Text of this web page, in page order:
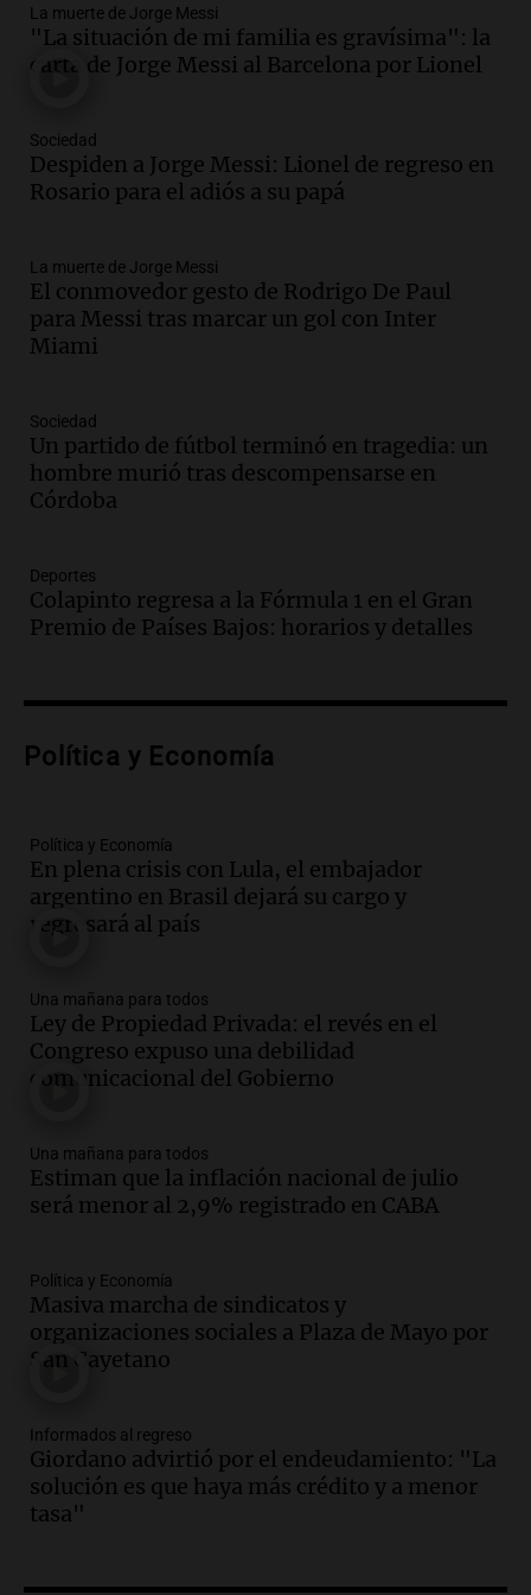
Audio.Tragedia en Mendoza: un muerto
y cinco heridos tras caer dos autos desde
un puente
Audio.Messi llegará esta noche a
Rosario para acompañar a su familia
Episodios
Audio.Ley de Propiedad Privada: el revés
en el Congreso expuso una debilidad
comunicacional del Gobierno
Episodios
Audio.Casabindo se prepara para una
celebración única: 30.000 turistas y el
tradicional Toreo de la Vincha
Audio. Borges, abogada de Pourrain:
"Tres hombres se lo llevaron para
hacerle preguntas y nunca regresó"
Episodios
metros del río Suquía y retiraron hasta
Episodios
Audio.La historia de la servilleta que
firmó Jorge Messi para el primer
contrato de Leo con Barcelona
Audio.Joan Gaspart: "Sin Jorge, no sé si
Messi hubiera llegado adonde llegó"
Una mañana para todos
Audio.El orgullo y el sueño argentino de
Jorge Messi en una entrevista con Rony
Vargas en 2007
Audio.El abuelo de Agostina Vega, tras
las nuevas detenciones: "En esa casa
todos tenían algo que ver"
Audio.Una nutricionista derribó el mito
del desayuno ideal: qué alimentos
conviene priorizar
La muerte de Jorge Messi
"La situación de mi familia es gravísima": la
carta de Jorge Messi al Barcelona por Lionel
Sociedad
Despiden a Jorge Messi: Lionel de regreso en
Rosario para el adiós a su papá
La muerte de Jorge Messi
El conmovedor gesto de Rodrigo De Paul
para Messi tras marcar un gol con Inter
Miami
Sociedad
Un partido de fútbol terminó en tragedia: un
hombre murió tras descompensarse en
Córdoba
Deportes
Colapinto regresa a la Fórmula 1 en el Gran
Premio de Países Bajos: horarios y detalles
Política y Economía
Política y Economía
En plena crisis con Lula, el embajador
argentino en Brasil dejará su cargo y
regresará al país
Una mañana para todos
Ley de Propiedad Privada: el revés en el
Congreso expuso una debilidad
comunicacional del Gobierno
Una mañana para todos
Estiman que la inflación nacional de julio
será menor al 2,9% registrado en CABA
Política y Economía
Masiva marcha de sindicatos y
organizaciones sociales a Plaza de Mayo por
San Cayetano
Informados al regreso
Giordano advirtió por el endeudamiento: "La
solución es que haya más crédito y a menor
tasa"